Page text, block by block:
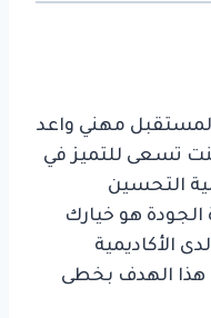
لمستقبل مهني واعد
تسعى للتميز في
التحسين
الجودة هو خيارك
الأكاديمية
هذا الهدف بخطى